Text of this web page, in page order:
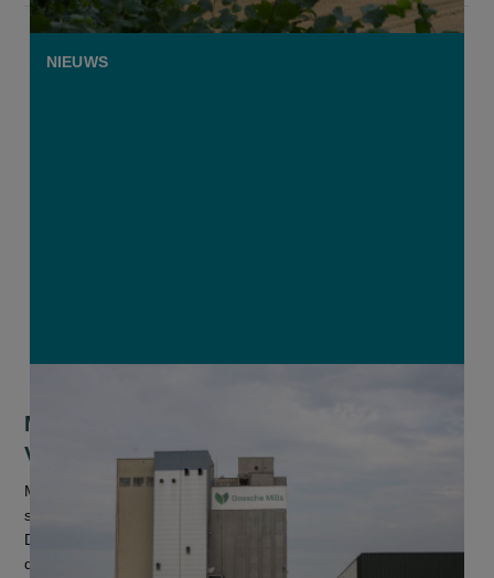
Maalderij Dossche Mills koopt West-
Vlaamse Molens T’Kindt
Maalderij Dossche Mills neemt zijn West-Vlaamse
sectorgenoot Molens T'Kindt over. Dat heeft de meelgroep uit
Deinze maandag bekendgemaakt. Volgens Kristof Dossche,
de CEO van Dossche Mills,...
NIEUWS